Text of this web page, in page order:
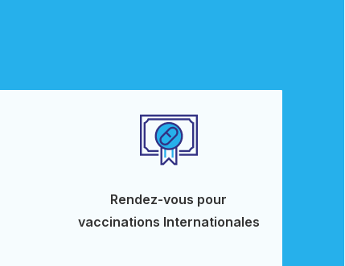
Rendez-vous pour
vaccinations Internationales